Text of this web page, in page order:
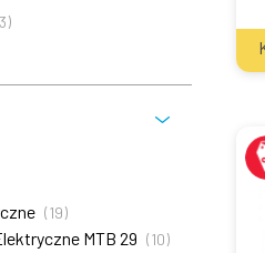
3)
(19)
MTB 29 (10)